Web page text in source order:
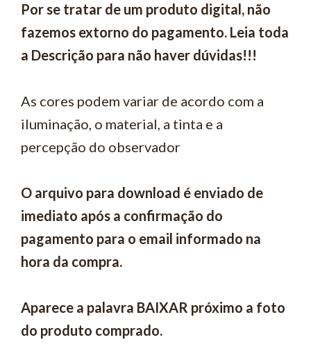
Por se tratar de um produto digital, não
fazemos extorno do pagamento. Leia toda
a Descrição para não haver dúvidas!!!
As cores podem variar de acordo com a
iluminação, o material, a tinta e a
percepção do observador
O arquivo para download é enviado de
imediato após a confirmação do
pagamento para o email informado na
hora da compra.
Aparece a palavra BAIXAR próximo a foto
do produto comprado.